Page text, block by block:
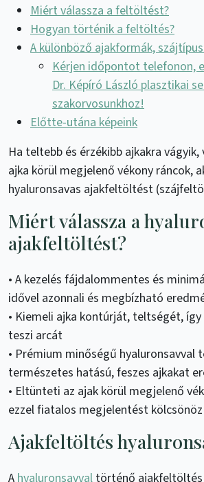
Miért válassza a feltöltést?
Hogyan történik a feltöltés?
A különböző ajakformák,
Kérjen időpontot telefonon,
Dr. Képíró László plasztikai
szakorvosunkhoz!
Előtte-utána képeink
Ha teltebb és érzékibb ajkakra vágyik,
ajka körül megjelenő vékony ráncok,
hyaluronsavas ajakfeltöltést
Miért válassza a
ajakfeltöltést?
• A kezelés fájdalommentes és
idővel azonnali és megbízható
• Kiemeli ajka kontúrját, teltségét,
teszi arcát
• Prémium minőségű hyaluronsavval
természetes hatású, feszes ajkakat
• Eltünteti az ajak körül megjelenő
ezzel fiatalos megjelentést
Ajakfeltöltés
A hyaluronsavval történő ajakfeltöltés